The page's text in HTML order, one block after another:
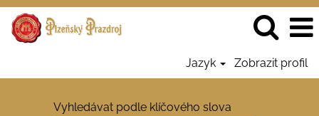
Jazyk Zobrazit profil
Vyhledávat podle klíčového slova